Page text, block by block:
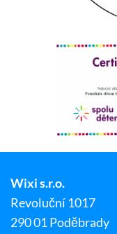
Wixi s.r.o.
Revoluční 1017
290 01 Poděbrady